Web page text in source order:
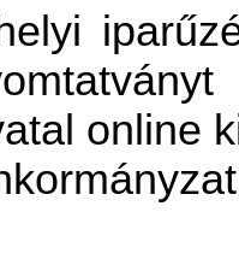
online